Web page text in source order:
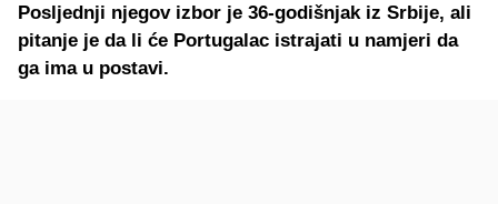
Posljednji njegov izbor je 36-godišnjak iz Srbije, ali
pitanje je da li će Portugalac istrajati u namjeri da
ga ima u postavi.